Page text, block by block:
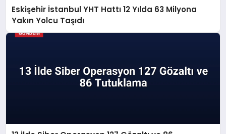
Eskişehir İstanbul YHT Hattı 12 Yılda 63 Milyona
Yakın Yolcu Taşıdı